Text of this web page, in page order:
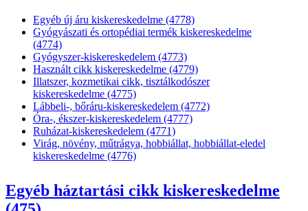
Egyéb új áru kiskereskedelme (4778)
Gyógyászati és ortopédiai termék kiskereskedelme
(4774)
Gyógyszer-kiskereskedelem (4773)
Használt cikk kiskereskedelme (4779)
Illatszer, kozmetikai cikk, tisztálkodószer
kiskereskedelme (4775)
Lábbeli-, bőráru-kiskereskedelem (4772)
Óra-, ékszer-kiskereskedelem (4777)
Ruházat-kiskereskedelem (4771)
Virág, növény, műtrágya, hobbiállat, hobbiállat-eledel
kiskereskedelme (4776)
Egyéb háztartási cikk kiskereskedelme